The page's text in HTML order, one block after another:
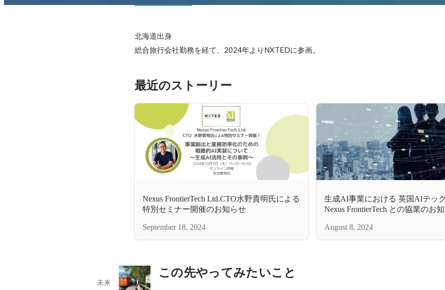
北海道出身
総合旅行会社勤務を経て、2024年よりNXTEDに参画。
最近のストーリー
Nexus FrontierTech Ltd.CTO水野貴明氏による
特別セミナー開催のお知らせ
September 18, 2024
生成AI事業における 英国AIテッ
Nexus FrontierTech との協業のお
August 8, 2024
この先やってみたいこと
未来